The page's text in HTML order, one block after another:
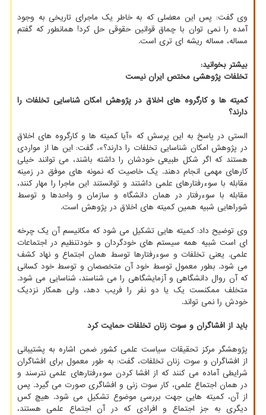
وی گفت: پس این معضلی که به خاطر یک ماجرای تاریخی به وجود
آمده را نمی توان با چماق قوانین حقوقی حل کرد! همانطور که گفتم
مساله، مساله ریشه ای تری است.
بیشتر بخوانید:
تخلفات پژوهشی مختص ایران نیست
کمیته ها و کارگروه های اخلاق در پژوهش امکان شناسایی تخلفات را
دارند؟
الستی در پاسخ به این پرسش که «آیا کمیته ها و کارگروه های اخلاق
در پژوهش امکان شناسایی تخلفات را دارند؟»، گفت: این ها از مواردی
هستند که اگر شکل طبیعی خودشان را داشته باشند، می توانند خیلی
کارهای مهمی انجام دهند. یک خاصیت که نمونه های موفق در زمینه
مقابله با سوءرفتارهای علمی داشتند و توانستند این ماجرا را مهار کنند،
مقابله با سوءرفتار در همان دانشگاه و سازمان و واحدها و توسط
شوراهایی شبیه همین کمیته های اخلاق در پژوهش است.
وی توضیح داد: کمیته هایی تشکیل می شود که مکانیسم آن یک چرخه
ای است شبیه همه سیستم های خودگردان و خودتنظیم در اجتماعات
علمی. یعنی تخلفات و سوءرفتارها توسط همان اجتماع و نهاد کشف
می شود. بطور معمول توسط خود آن متخصصان و توسط خود کسانی
که آن روال دانشگاهی و آزمایشگاهی را می شناسند، شناسایی می شود.
متخلف ممکنست یک یا دو نفر را فریب دهد، ولی همکار نزدیک
خودش را نمی تواند.
باید از افشاگران و سوت زنان تخلفات حمایت کرد
پژوهشگر مرکز تحقیقات سیاست علمی کشور ضمن اشاره به پشتیبانی
از افشاگران و سوت زنان تخلفات، گفت: به طور معمول برای افشاگران
شرایطی آماده می کنند که از افشا کردن سوءرفتارهای علمی نترسند و
در همان اجتماع علمی، کار سوت زنی و افشاگری صورت می گیرد. پس
از آن، کمیته هایی جهت بررسی موضوع تشکیل می شود. هیچ کس
دیگری به جز اجتماع و افرادی که در آن اجتماع علمی هستند،